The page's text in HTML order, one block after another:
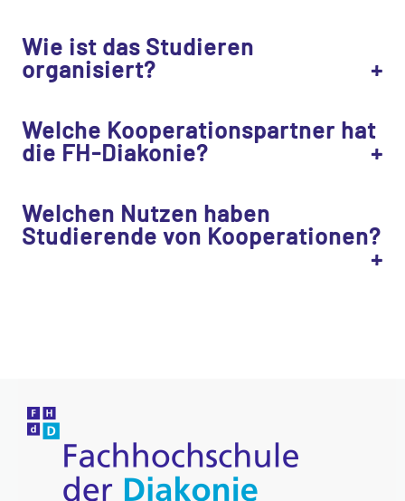
Wie ist das Studieren
organisiert?
Welche Kooperationspartner hat
die FH-Diakonie?
Welchen Nutzen haben
Studierende von Kooperationen?